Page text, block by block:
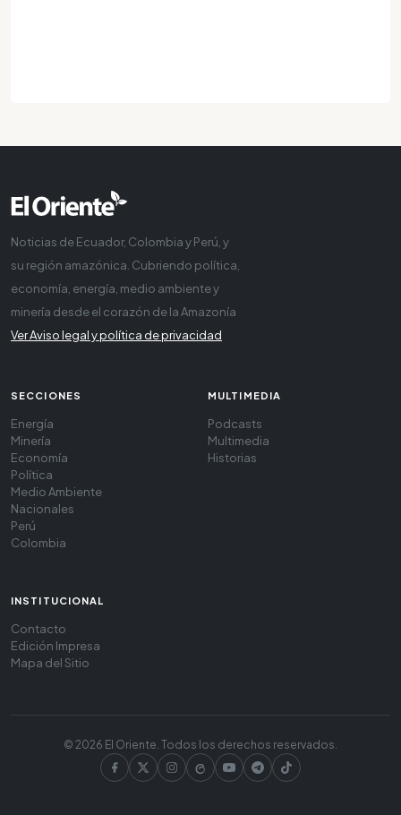
Noticias de Ecuador, Colombia y Perú, y
su región amazónica. Cubriendo política,
economía, energía, medio ambiente y
minería desde el corazón de la Amazonía
Ver Aviso legal y política de privacidad
SECCIONES
Energía
Minería
Economía
Política
Medio Ambiente
Nacionales
Perú
Colombia
MULTIMEDIA
Podcasts
Multimedia
Historias
INSTITUCIONAL
Contacto
Edición Impresa
Mapa del Sitio
© 2026 El Oriente. Todos los derechos reservados.